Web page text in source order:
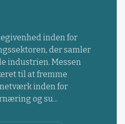
inden for
der samler
industrien. Messen
til at fremme
inden for
og su...